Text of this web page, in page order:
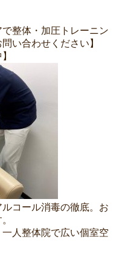
で整体・加圧トレーニン
い合わせください】
コール消毒の徹底。お
人整体院で広い個室空